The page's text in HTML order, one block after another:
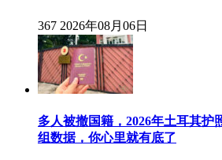
367 2026年08月06日
多人被撤国籍，2026年土耳其护
组数据，你心里就有底了